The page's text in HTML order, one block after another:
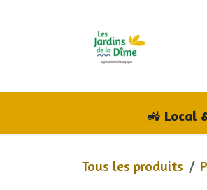
🚜 Local
Tous les produits